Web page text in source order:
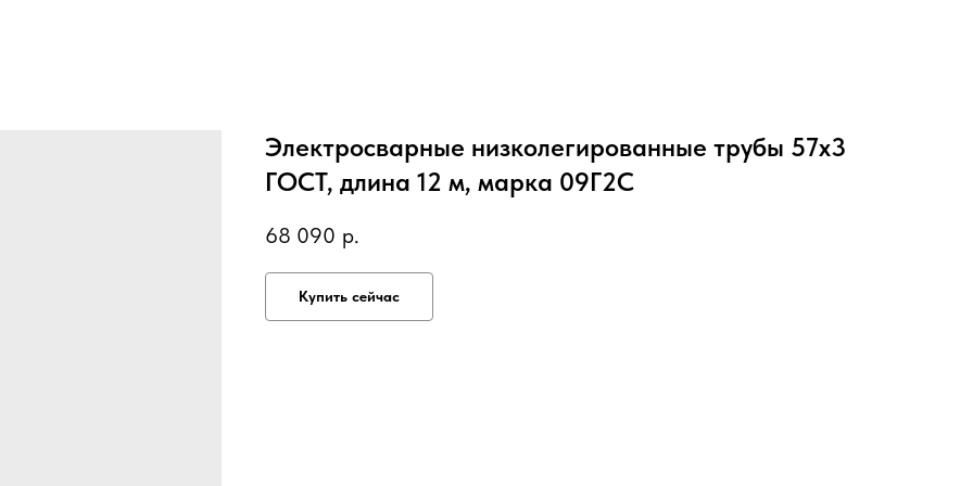
Электросварные низколегированные трубы 57х3
ГОСТ, длина 12 м, марка 09Г2С
68 090 р.
Купить сейчас